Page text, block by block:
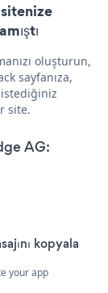
oluşturun,
sayfanıza,
site.
AG:
kopyala
your app